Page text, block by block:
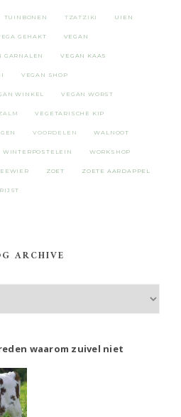
TUINBONEN TZATZIKI UIEN
GEHAKT VEGAN
GARNALEN VEGAN KAAS
VEGAN SHOP
WINKEL VEGAN WORST
VEGETARISCHE KIP
VOORDELEN WALNOOT
WINTERPOSTELEIN WORKSHOP
ZOET ZOETE AARDAPPEL
ARCHIVE
waarom zuivel niet